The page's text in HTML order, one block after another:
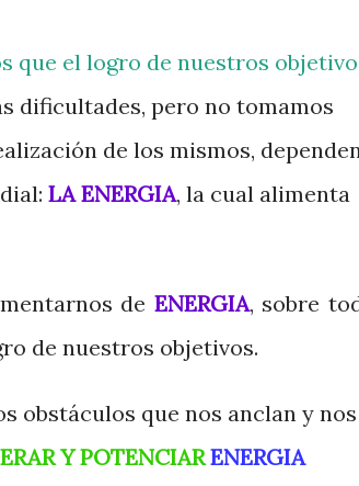
que el logro de nuestros
dificultades, pero no tomamos
de los mismos,
LA ENERGIA, la cual alimenta
de ENERGIA, sobre
de nuestros objetivos.
obstáculos que nos anclan y nos
Y POTENCIARENERGIA